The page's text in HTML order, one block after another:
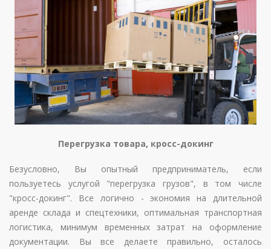
Перегрузка товара, кросс-докинг
Безусловно, Вы опытный предприниматель, если
пользуетесь услугой "перегрузка грузов", в том числе
"кросс-докинг". Все логично - экономия на длительной
аренде склада и спецтехники, оптимальная транспортная
логистика, минимум временных затрат на оформление
документации. Вы все делаете правильно, осталось